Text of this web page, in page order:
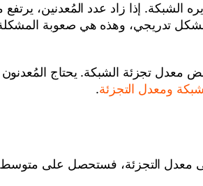
إذا زاد عدد المُعدنين، يرتفع
بشكل تدريجي، وهذه هي صعوبة
معدل تجزئة الشبكة. يحتاج
ومعدل التجزئة.
معدل التجزئة، فستحصل على